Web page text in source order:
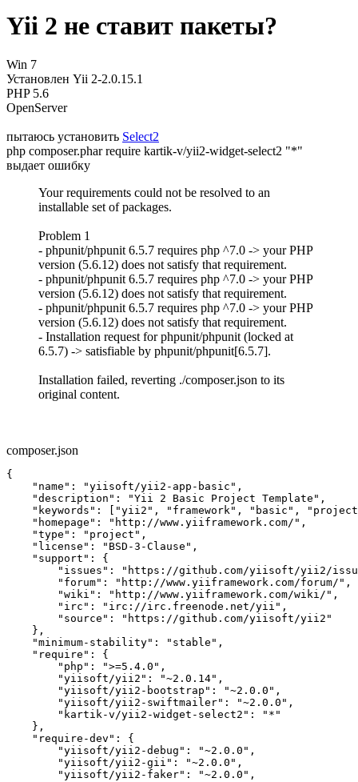
Yii 2 не ставит пакеты?
Win 7
Установлен Yii 2-2.0.15.1
PHP 5.6
OpenServer
пытаюсь установить Select2
php composer.phar require kartik-v/yii2-widget-select2 "*"
выдает ошибку
Your requirements could not be resolved to an
installable set of packages.
Problem 1
- phpunit/phpunit 6.5.7 requires php ^7.0 -> your PHP
version (5.6.12) does not satisfy that requirement.
- phpunit/phpunit 6.5.7 requires php ^7.0 -> your PHP
version (5.6.12) does not satisfy that requirement.
- phpunit/phpunit 6.5.7 requires php ^7.0 -> your PHP
version (5.6.12) does not satisfy that requirement.
- Installation request for phpunit/phpunit (locked at
6.5.7) -> satisfiable by phpunit/phpunit[6.5.7].
Installation failed, reverting ./composer.json to its
original content.
composer.json
{
    "name": "yiisoft/yii2-app-basic",
    "description": "Yii 2 Basic Project Template",
"keywords": ["yii2", "framework", "basic",
    "homepage": "http://www.yiiframework.com/",
    "type": "project",
    "license": "BSD-3-Clause",
    "support": {
"issues": "https://github.com/yiisoft/yii2/
        "forum": "http://www.yiiframework.com/forum/",
        "wiki": "http://www.yiiframework.com/wiki/",
        "irc": "irc://irc.freenode.net/yii",
        "source": "https://github.com/yiisoft/yii2"
    },
    "minimum-stability": "stable",
    "require": {
        "php": ">=5.4.0",
        "yiisoft/yii2": "~2.0.14",
        "yiisoft/yii2-bootstrap": "~2.0.0",
        "yiisoft/yii2-swiftmailer": "~2.0.0",
        "kartik-v/yii2-widget-select2": "*"
    },
    "require-dev": {
        "yiisoft/yii2-debug": "~2.0.0",
        "yiisoft/yii2-gii": "~2.0.0",
        "yiisoft/yii2-faker": "~2.0.0",